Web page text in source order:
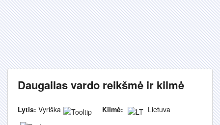
Daugailas vardo reikšmė ir kilmė
Lytis: Vyriška Kilmė: Lietuva